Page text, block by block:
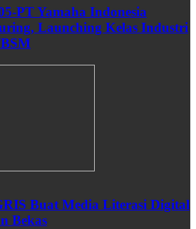
PT Yamaha Indonesia
Launching Kelas Industri
Buat Media Literasi Digital
Bekas